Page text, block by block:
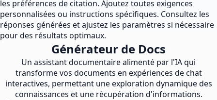
les préférences de citation. Ajoutez toutes exigences
personnalisées ou instructions spécifiques. Consultez les
réponses générées et ajustez les paramètres si nécessaire
pour des résultats optimaux.
Générateur de Docs
Un assistant documentaire alimenté par l'IA qui
transforme vos documents en expériences de chat
interactives, permettant une exploration dynamique des
connaissances et une récupération d'informations.